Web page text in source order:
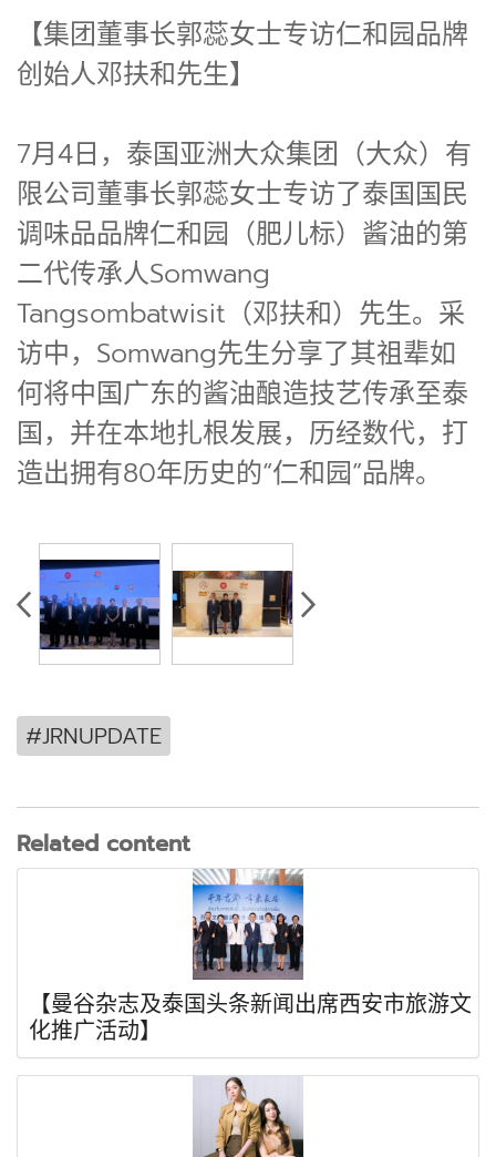
【集团董事长郭蕊女士专访仁和园品牌
创始人邓扶和先生】
7月4日，泰国亚洲大众集团（大众）有
限公司董事长郭蕊女士专访了泰国国民
调味品品牌仁和园（肥儿标）酱油的第
二代传承人Somwang
Tangsombatwisit（邓扶和）先生。采
访中，Somwang先生分享了其祖辈如
何将中国广东的酱油酿造技艺传承至泰
国，并在本地扎根发展，历经数代，打
造出拥有80年历史的“仁和园”品牌。
#JRNUPDATE
Related content
【曼谷杂志及泰国头条新闻出席西安市旅游文
化推广活动】